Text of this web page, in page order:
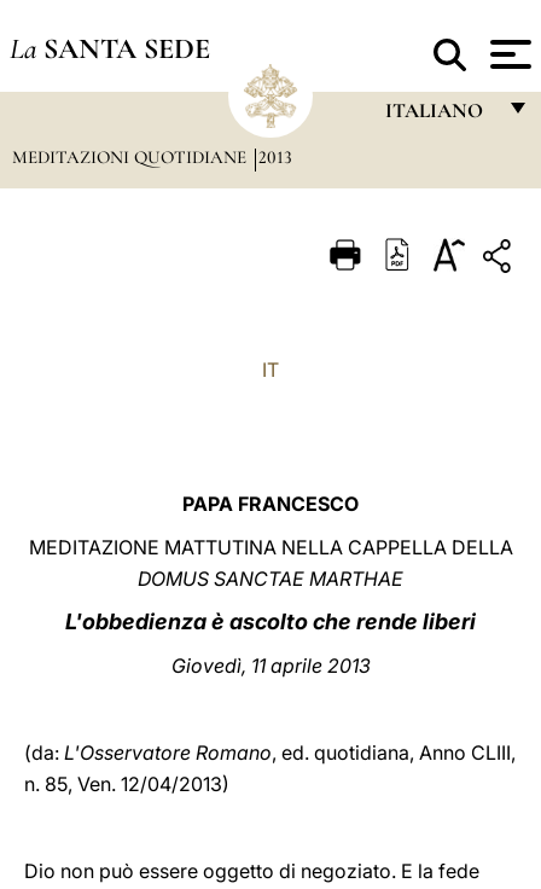
La SANTA SEDE
ITALIANO
ITALIANO
中文
LATINE
MEDITAZIONI QUOTIDIANE 2013
IT
PAPA FRANCESCO
MEDITAZIONE MATTUTINA NELLA CAPPELLA DELLA
DOMUS SANCTAE MARTHAE
L'obbedienza è ascolto che rende liberi
Giovedì, 11 aprile 2013
(da: L'Osservatore Romano, ed. quotidiana, Anno CLIII,
n. 85, Ven. 12/04/2013)
Dio non può essere oggetto di negoziato. E la fede